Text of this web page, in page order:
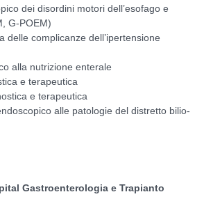
dei disordini motori dell’esofago e
G-POEM)
delle complicanze dell’ipertensione
alla nutrizione enterale
e terapeutica
e terapeutica
alle patologie del distretto bilio-
Gastroenterologia e Trapianto